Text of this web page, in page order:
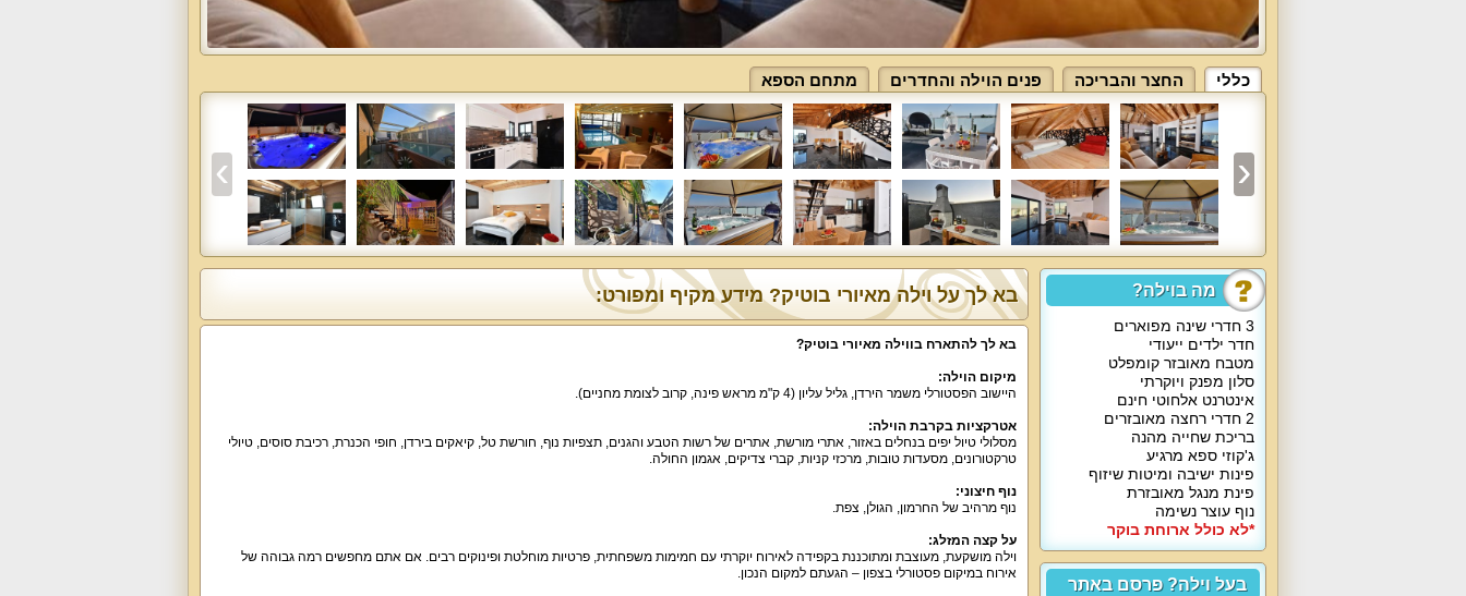
כללי החצר והבריכה פנים הוילה והחדרים מתחם הספא
מה בוילה?
3 חדרי שינה מפוארים
חדר ילדים ייעודי
מטבח מאובזר קומפלט
סלון מפנק ויוקרתי
אינטרנט אלחוטי חינם
2 חדרי רחצה מאובזרים
בריכת שחייה מהנה
ג'קוזי ספא מרגיע
פינות ישיבה ומיטות שיזוף
פינת מנגל מאובזרת
נוף עוצר נשימה
*לא כולל ארוחת בוקר
בעל וילה? פרסם באתר
בא לך על וילה מאיורי בוטיק? מידע מקיף ומפורט:
בא לך להתארח בווילה מאיורי בוטיק?
מיקום הוילה:
היישוב הפסטורלי משמר הירדן, גליל עליון (4 ק"מ מראש פינה, קרוב לצומת מחניים).
אטרקציות בקרבת הוילה:
מסלולי טיול יפים בנחלים באזור, אתרי מורשת, אתרים של רשות הטבע והגנים, תצפיות נוף, חורשת טל, קיאקים בירדן, חופי הכנרת, רכיבת סוסים, טיולי
טרקטורונים, מסעדות טובות, מרכזי קניות, קברי צדיקים, אגמון החולה.
נוף חיצוני:
נוף מרהיב של החרמון, הגולן, צפת.
על קצה המזלג:
וילה מושקעת, מעוצבת ומתוכננת בקפידה לאירוח יוקרתי עם חמימות משפחתית, פרטיות מוחלטת ופינוקים רבים. אם אתם מחפשים רמה גבוהה של
אירוח במיקום פסטורלי בצפון – הגעתם למקום הנכון.